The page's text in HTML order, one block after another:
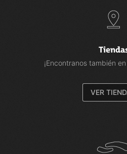
¡Encontranos también
VER